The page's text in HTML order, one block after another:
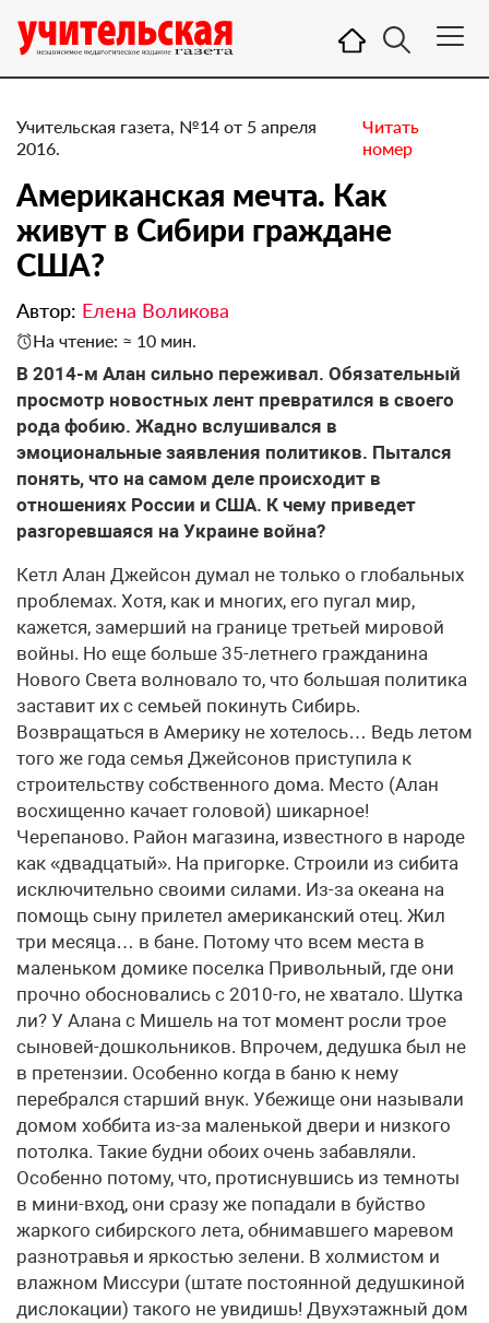
Учительская газета, №14 от 5 апреля
2016.
Читать
номер
Американская мечта. Как
живут в Сибири граждане
США?
Автор: Елена Воликова
На чтение: ≈ 10 мин.
В 2014-м Алан сильно переживал. Обязательный
просмотр новостных лент превратился в своего
рода фобию. Жадно вслушивался в
эмоциональные заявления политиков. Пытался
понять, что на самом деле происходит в
отношениях России и США. К чему приведет
разгоревшаяся на Украине война?
Кетл Алан Джейсон думал не только о глобальных
проблемах. Хотя, как и многих, его пугал мир,
кажется, замерший на границе третьей мировой
войны. Но еще больше 35-летнего гражданина
Нового Света волновало то, что большая политика
заставит их с семьей покинуть Сибирь.
Возвращаться в Америку не хотелось… Ведь летом
того же года семья Джейсонов приступила к
строительству собственного дома. Место (Алан
восхищенно качает головой) шикарное!
Черепаново. Район магазина, известного в народе
как «двадцатый». На пригорке. Строили из сибита
исключительно своими силами. Из-за океана на
помощь сыну прилетел американский отец. Жил
три месяца… в бане. Потому что всем места в
маленьком домике поселка Привольный, где они
прочно обосновались с 2010-го, не хватало. Шутка
ли? У Алана с Мишель на тот момент росли трое
сыновей-дошкольников. Впрочем, дедушка был не
в претензии. Особенно когда в баню к нему
перебрался старший внук. Убежище они называли
домом хоббита из-за маленькой двери и низкого
потолка. Такие будни обоих очень забавляли.
Особенно потому, что, протиснувшись из темноты
в мини-вход, они сразу же попадали в буйство
жаркого сибирского лета, обнимавшего маревом
разнотравья и яркостью зелени. В холмистом и
влажном Миссури (штате постоянной дедушкиной
дислокации) такого не увидишь! Двухэтажный дом